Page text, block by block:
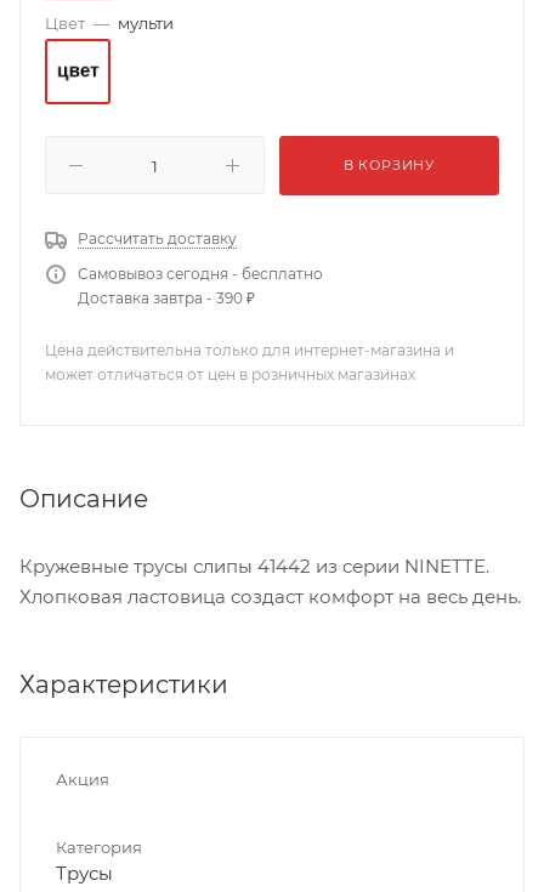
Цвет — мульти
В КОРЗИНУ
Рассчитать доставку
Самовывоз сегодня - бесплатно
Доставка завтра - 390 ₽
Цена действительна только для интернет-магазина и
может отличаться от цен в розничных магазинах
Описание
Кружевные трусы слипы 41442 из серии NINETTE.
Хлопковая ластовица создаст комфорт на весь день.
Характеристики
Акция
Категория
Трусы